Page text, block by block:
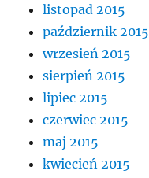
listopad 2015
październik 2015
wrzesień 2015
sierpień 2015
lipiec 2015
czerwiec 2015
maj 2015
kwiecień 2015